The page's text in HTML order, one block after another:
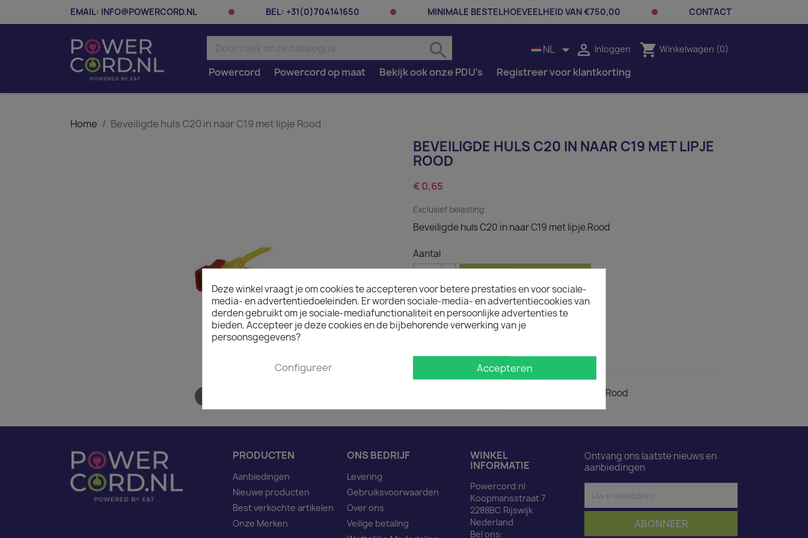
EMAIL: INFO@POWERCORD.NL BEL: +31(0)704141650 MINIMALE BESTELHOEVEELHEID VAN €750,00 CONTACT
search NL   Inloggen shopping_cart Winkelwagen (0)
Powercord Powercord op maat Bekijk ook onze PDU's Registreer voor klantkorting
Home Beveiligde huls C20 in naar C19 met lipje Rood
BEVEILIGDE HULS C20 IN NAAR C19 MET LIPJE
ROOD
€ 0,65
Exclusief belasting
Beveiligde huls C20 in naar C19 met lipje Rood
Aantal
Op voorraad : 1 week levertijd
Minimale afname van het product is 50.
Omschrijving
Beveiligde huls C20 in naar C19 met lipje Rood
PRODUCTEN
Aanbiedingen
Nieuwe producten
Best verkochte artikelen
Onze Merken
ONS BEDRIJF
Levering
Gebruiksvoorwaarden
Over ons
Veilige betaling
WINKEL
INFORMATIE
Powercord.nl
Koopmansstraat 7
2288BC Rijswijk
Nederland
Bel ons:
Ontvang ons laatste nieuws en
aanbiedingen
Deze winkel vraagt je om cookies te accepteren voor betere prestaties en voor sociale-
media- en advertentiedoeleinden. Er worden sociale-media- en advertentiecookies van
derden gebruikt om je sociale-mediafunctionaliteit en persoonlijke advertenties te
bieden. Accepteer je deze cookies en de bijbehorende verwerking van je
persoonsgegevens?
Configureer Accepteren